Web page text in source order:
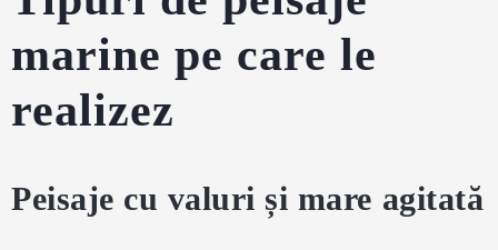
marine pe care le
realizez
Peisaje cu valuri și mare agitată